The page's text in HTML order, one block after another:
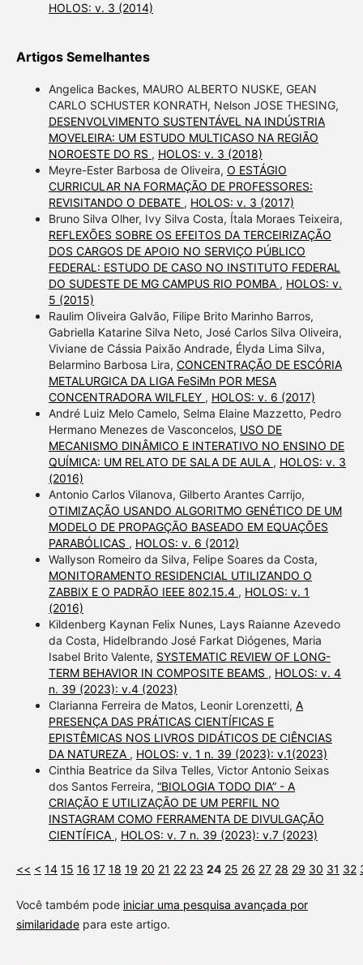
HOLOS: v. 3 (2014)
Artigos Semelhantes
Angelica Backes, MAURO ALBERTO NUSKE, GEAN
CARLO SCHUSTER KONRATH, Nelson JOSE THESING,
DESENVOLVIMENTO SUSTENTÁVEL NA INDÚSTRIA
MOVELEIRA: UM ESTUDO MULTICASO NA REGIÃO
NOROESTE DO RS , HOLOS: v. 3 (2018)
Meyre-Ester Barbosa de Oliveira, O ESTÁGIO
CURRICULAR NA FORMAÇÃO DE PROFESSORES:
REVISITANDO O DEBATE , HOLOS: v. 3 (2017)
Bruno Silva Olher, Ivy Silva Costa, Ítala Moraes Teixeira,
REFLEXÕES SOBRE OS EFEITOS DA TERCEIRIZAÇÃO
DOS CARGOS DE APOIO NO SERVIÇO PÚBLICO
FEDERAL: ESTUDO DE CASO NO INSTITUTO FEDERAL
DO SUDESTE DE MG CAMPUS RIO POMBA , HOLOS: v.
5 (2015)
Raulim Oliveira Galvão, Filipe Brito Marinho Barros,
Gabriella Katarine Silva Neto, José Carlos Silva Oliveira,
Viviane de Cássia Paixão Andrade, Élyda Lima Silva,
Belarmino Barbosa Lira, CONCENTRAÇÃO DE ESCÓRIA
METALURGICA DA LIGA FeSiMn POR MESA
CONCENTRADORA WILFLEY , HOLOS: v. 6 (2017)
André Luiz Melo Camelo, Selma Elaine Mazzetto, Pedro
Hermano Menezes de Vasconcelos, USO DE
MECANISMO DINÂMICO E INTERATIVO NO ENSINO DE
QUÍMICA: UM RELATO DE SALA DE AULA , HOLOS: v. 3
(2016)
Antonio Carlos Vilanova, Gilberto Arantes Carrijo,
OTIMIZAÇÃO USANDO ALGORITMO GENÉTICO DE UM
MODELO DE PROPAGÇÃO BASEADO EM EQUAÇÕES
PARABÓLICAS , HOLOS: v. 6 (2012)
Wallyson Romeiro da Silva, Felipe Soares da Costa,
MONITORAMENTO RESIDENCIAL UTILIZANDO O
ZABBIX E O PADRÃO IEEE 802.15.4 , HOLOS: v. 1
(2016)
Kildenberg Kaynan Felix Nunes, Lays Raianne Azevedo
da Costa, Hidelbrando José Farkat Diógenes, Maria
Isabel Brito Valente, SYSTEMATIC REVIEW OF LONG-
TERM BEHAVIOR IN COMPOSITE BEAMS , HOLOS: v. 4
n. 39 (2023): v.4 (2023)
Clarianna Ferreira de Matos, Leonir Lorenzetti, A
PRESENÇA DAS PRÁTICAS CIENTÍFICAS E
EPISTÊMICAS NOS LIVROS DIDÁTICOS DE CIÊNCIAS
DA NATUREZA , HOLOS: v. 1 n. 39 (2023): v.1(2023)
Cinthia Beatrice da Silva Telles, Victor Antonio Seixas
dos Santos Ferreira, “BIOLOGIA TODO DIA” - A
CRIAÇÃO E UTILIZAÇÃO DE UM PERFIL NO
INSTAGRAM COMO FERRAMENTA DE DIVULGAÇÃO
CIENTÍFICA , HOLOS: v. 7 n. 39 (2023): v.7 (2023)
<< < 14 15 16 17 18 19 20 21 22 23 24 25 26 27 28 29 30 31 32
Você também pode iniciar uma pesquisa avançada por
similaridadepara este artigo.